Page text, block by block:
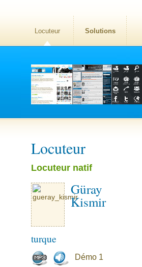
Locuteur Solutions
Locuteur
Locuteur natif
Güray
Kismir
turque
Démo 1